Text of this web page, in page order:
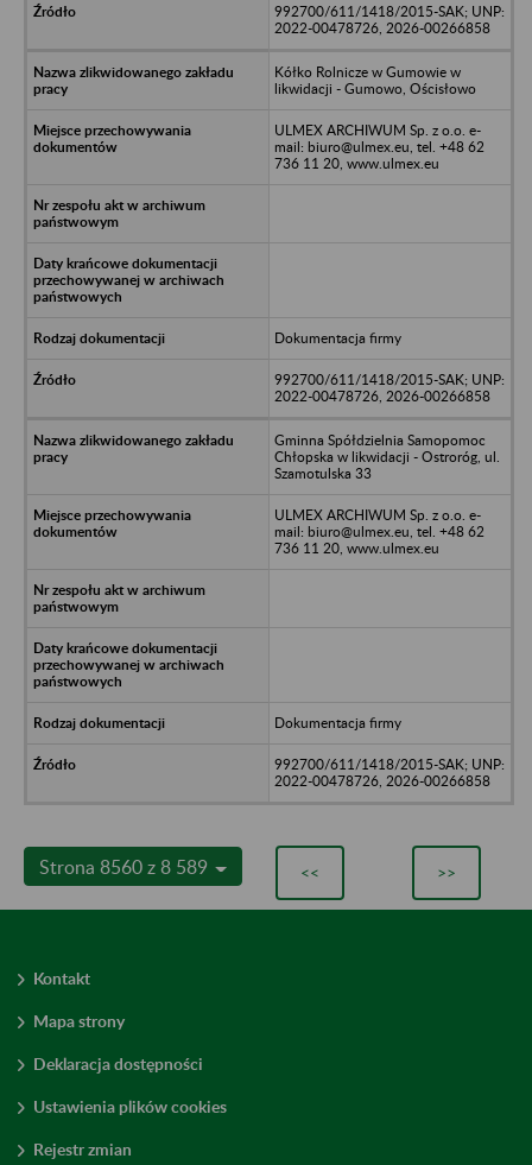
992700/611/1418/2015-SAK; UNP:
2022-00478726, 2026-00266858
Kółko Rolnicze w Gumowie w
likwidacji - Gumowo, Ościsłowo
ULMEX ARCHIWUM Sp. z o.o. e-
mail: biuro@ulmex.eu, tel. +48 62
736 11 20, www.ulmex.eu
Dokumentacja firmy
992700/611/1418/2015-SAK; UNP:
2022-00478726, 2026-00266858
Gminna Spółdzielnia Samopomoc
Chłopska w likwidacji - Ostroróg, ul.
Szamotulska 33
ULMEX ARCHIWUM Sp. z o.o. e-
mail: biuro@ulmex.eu, tel. +48 62
736 11 20, www.ulmex.eu
Dokumentacja firmy
992700/611/1418/2015-SAK; UNP:
2022-00478726, 2026-00266858
Strona 8560 z 8 589 << >>
Kontakt
Mapa strony
Deklaracja dostępności
Ustawienia plików cookies
Rejestr zmian